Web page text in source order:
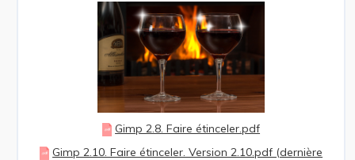
Gimp 2.8. Faire étinceler.pdf
Gimp 2.10. Faire étinceler. Version 2.10.pdf (dernière